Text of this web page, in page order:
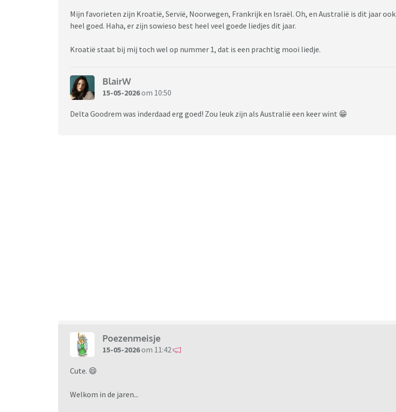
Mijn favorieten zijn Kroatië, Servië, Noorwegen, Frankrijk en Israël. Oh, en Australië is dit jaar ook
heel goed. Haha, er zijn sowieso best heel veel goede liedjes dit jaar.
Kroatië staat bij mij toch wel op nummer 1, dat is een prachtig mooi liedje.
BlairW
15-05-2026om 10:50
Delta Goodrem was inderdaad erg goed! Zou leuk zijn als Australië een keer wint 😁
Poezenmeisje
15-05-2026om 11:42
Cute. 😄
Welkom in de jaren...